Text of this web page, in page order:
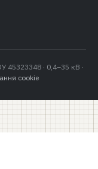
· 0,4–35 кВ ·
cookie